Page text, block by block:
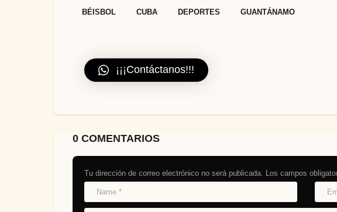
BÉISBOL CUBA DEPORTES GUANTÁNAMO
¡¡¡Contáctanos!!!
0 COMENTARIOS
Tu dirección de correo electrónico no será publicada. Los campos